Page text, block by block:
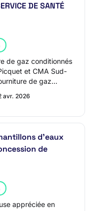
DE SANTÉ
de gaz conditionnés
et CMA Sud-
de gaz
avr. 2026
d'eaux
de
appréciée en